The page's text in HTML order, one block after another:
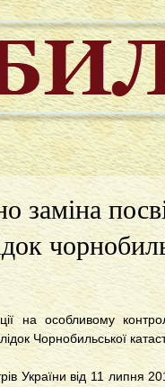
на особливому
Чорнобильської
України від 11 липня